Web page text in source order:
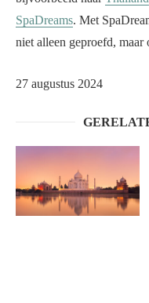
SpaDreams. Met
niet alleen geproefd,
27 augustus 2024